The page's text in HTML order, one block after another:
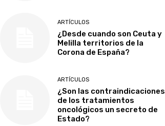
ARTÍCULOS
¿Desde cuando son Ceuta y
Melilla territorios de la
Corona de España?
ARTÍCULOS
¿Son las contraindicaciones
de los tratamientos
oncológicos un secreto de
Estado?